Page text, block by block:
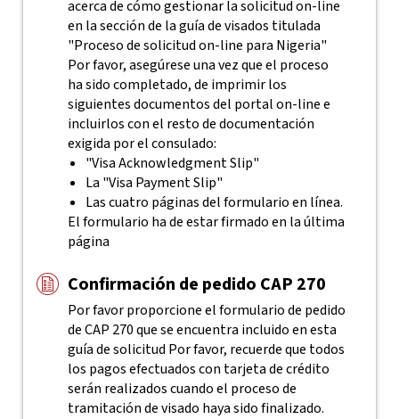
acerca de cómo gestionar la solicitud on-line
en la sección de la guía de visados titulada
"Proceso de solicitud on-line para Nigeria"
Por favor, asegúrese una vez que el proceso
ha sido completado, de imprimir los
siguientes documentos del portal on-line e
incluirlos con el resto de documentación
exigida por el consulado:
"Visa Acknowledgment Slip"
La "Visa Payment Slip"
Las cuatro páginas del formulario en línea.
El formulario ha de estar firmado en la última
página
Confirmación de pedido CAP 270
Por favor proporcione el formulario de pedido
de CAP 270 que se encuentra incluido en esta
guía de solicitud Por favor, recuerde que todos
los pagos efectuados con tarjeta de crédito
serán realizados cuando el proceso de
tramitación de visado haya sido finalizado.